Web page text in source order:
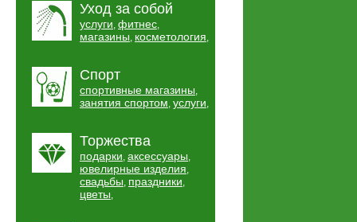
Уход за собой
услуги, фитнес,
магазины, косметология,
Спорт
спортивные магазины,
занятия спортом, услуги,
Торжества
подарки, аксессуары,
ювелирные изделия,
свадьбы, праздники,
цветы,